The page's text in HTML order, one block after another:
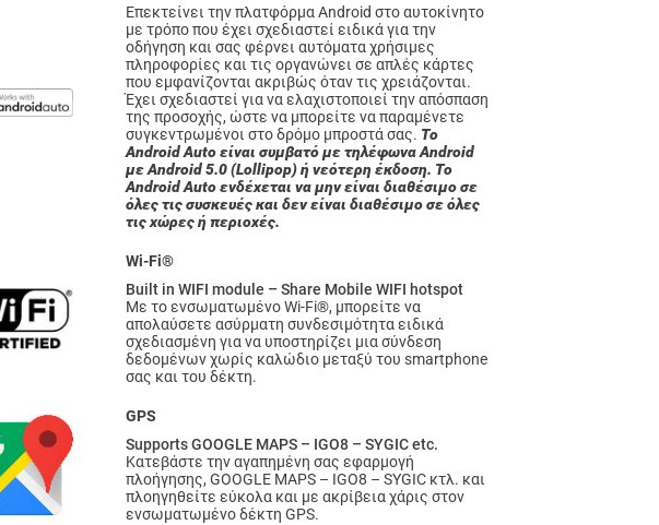
Επεκτείνει την πλατφόρμα Android στο αυτοκίνητο
με τρόπο που έχει σχεδιαστεί ειδικά για την
οδήγηση και σας φέρνει αυτόματα χρήσιμες
πληροφορίες και τις οργανώνει σε απλές κάρτες
που εμφανίζονται ακριβώς όταν τις χρειάζονται.
Έχει σχεδιαστεί για να ελαχιστοποιεί την απόσπαση
της προσοχής, ώστε να μπορείτε να παραμένετε
συγκεντρωμένοι στο δρόμο μπροστά σας. Το
Android Auto είναι συμβατό με τηλέφωνα Android
με Android 5.0 (Lollipop) ή νεότερη έκδοση. Το
Android Auto ενδέχεται να μην είναι διαθέσιμο σε
όλες τις συσκευές και δεν είναι διαθέσιμο σε όλες
τις χώρες ή περιοχές.
Wi-Fi®
Built in WIFI module – Share Mobile WIFI hotspot
Με το ενσωματωμένο Wi-Fi®, μπορείτε να
απολαύσετε ασύρματη συνδεσιμότητα ειδικά
σχεδιασμένη για να υποστηρίζει μια σύνδεση
δεδομένων χωρίς καλώδιο μεταξύ του smartphone
σας και του δέκτη.
GPS
Supports GOOGLE MAPS – IGO8 – SYGIC etc.
Κατεβάστε την αγαπημένη σας εφαρμογή
πλοήγησης, GOOGLE MAPS – IGO8 – SYGIC κτλ. και
πλοηγηθείτε εύκολα και με ακρίβεια χάρις στον
ενσωματωμένο δέκτη GPS.